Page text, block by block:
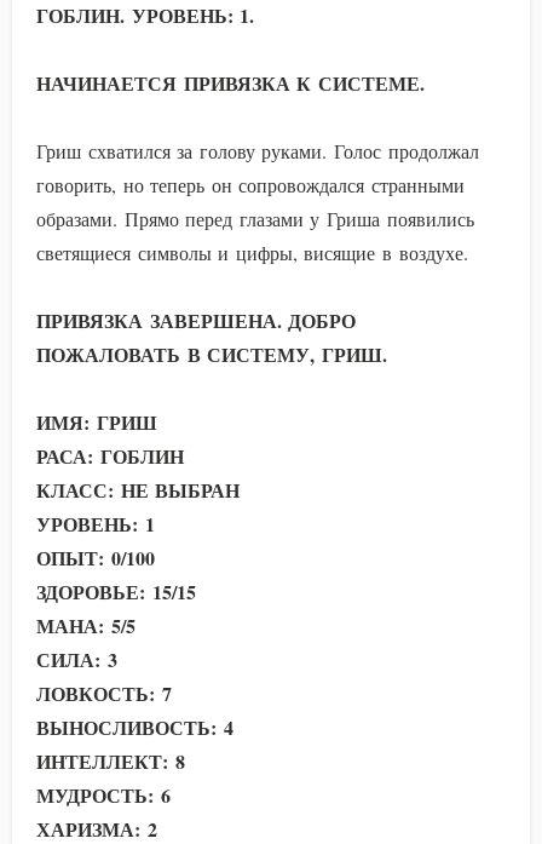
ГОБЛИН. УРОВЕНЬ: 1.
НАЧИНАЕТСЯ ПРИВЯЗКА К СИСТЕМЕ.
Гриш схватился за голову руками. Голос продолжал
говорить, но теперь он сопровождался странными
образами. Прямо перед глазами у Гриша появились
светящиеся символы и цифры, висящие в воздухе.
ПРИВЯЗКА ЗАВЕРШЕНА. ДОБРО
ПОЖАЛОВАТЬ В СИСТЕМУ, ГРИШ.
ИМЯ: ГРИШ
РАСА: ГОБЛИН
КЛАСС: НЕ ВЫБРАН
УРОВЕНЬ: 1
ОПЫТ: 0/100
ЗДОРОВЬЕ: 15/15
МАНА: 5/5
СИЛА: 3
ЛОВКОСТЬ: 7
ВЫНОСЛИВОСТЬ: 4
ИНТЕЛЛЕКТ: 8
МУДРОСТЬ: 6
ХАРИЗМА: 2